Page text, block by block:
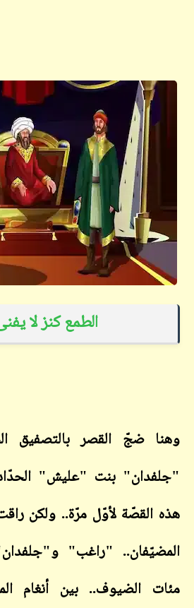
الطمع كنز لا يفنى (3)
ضجّ القصر بالتصفيق
بنت "عليش" الحدّاد..
لأوّل مرّة.. ولكن راقت لها
"راغب" و"جلفدان"..
الضيوف.. بين أنغام